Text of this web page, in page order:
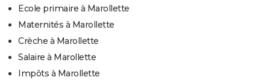
Ecole primaire à Marollette
Maternités à Marollette
Crèche à Marollette
Salaire à Marollette
Impôts à Marollette